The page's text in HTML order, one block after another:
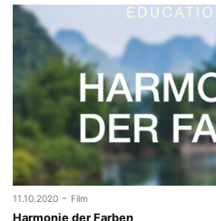
11.10.2020 - Film
Harmonie der Farben